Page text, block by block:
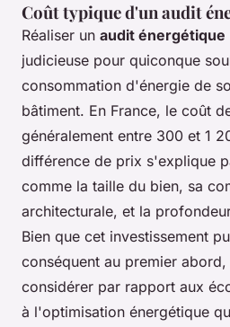
Coût typique d'un audit
Réaliser un audit énergétique
judicieuse pour quiconque
consommation d'énergie de
bâtiment. En France, le coût
généralement entre 300 et 1
différence de prix s'explique
comme la taille du bien, sa
architecturale, et la
Bien que cet investissement
conséquent au premier
considérer par rapport aux
à l'optimisation énergétique